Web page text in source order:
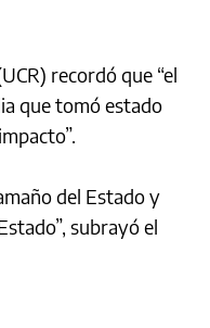
recordó que “el
que tomó estado
del Estado y
subrayó el